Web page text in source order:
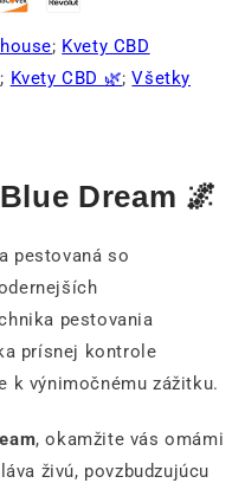
; Kvety CBD
; Kvety CBD 🌿;Všetky
Dream 🌌
pestovaná so
pestovania
prísnej kontrole
k výnimočnému zážitku.
, okamžite vás omámi
živú, povzbudzujúcu